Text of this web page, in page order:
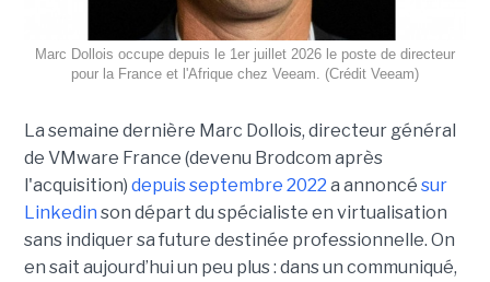
Marc Dollois occupe depuis le 1er juillet 2026 le poste de directeur
pour la France et l'Afrique chez Veeam. (Crédit Veeam)
La semaine dernière Marc Dollois, directeur général
de VMware France (devenu Brodcom après
l'acquisition) depuis septembre 2022 a annoncé sur
Linkedin son départ du spécialiste en virtualisation
sans indiquer sa future destinée professionnelle. On
en sait aujourd’hui un peu plus : dans un communiqué,